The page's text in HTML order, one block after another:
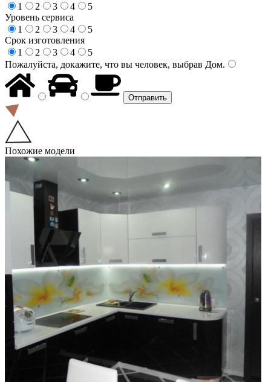
1
2 3 4
5
Уровень сервиса
1
2 3 4
5
Срок изготовления
1
2 3 4
5
Пожалуйста, докажите, что вы человек, выбрав Дом.
Похожие модели